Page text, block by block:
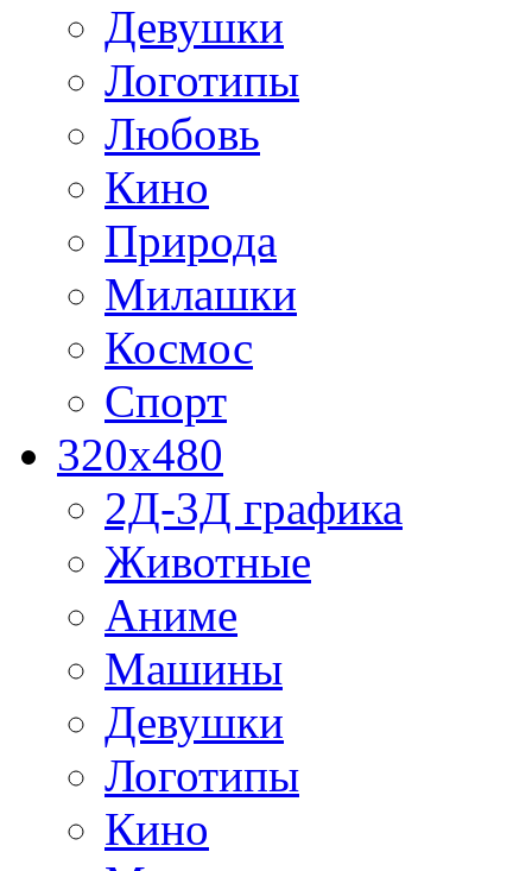
Девушки
Логотипы
Любовь
Кино
Природа
Милашки
Космос
Спорт
320x480
2Д-3Д графика
Животные
Аниме
Машины
Девушки
Логотипы
Кино